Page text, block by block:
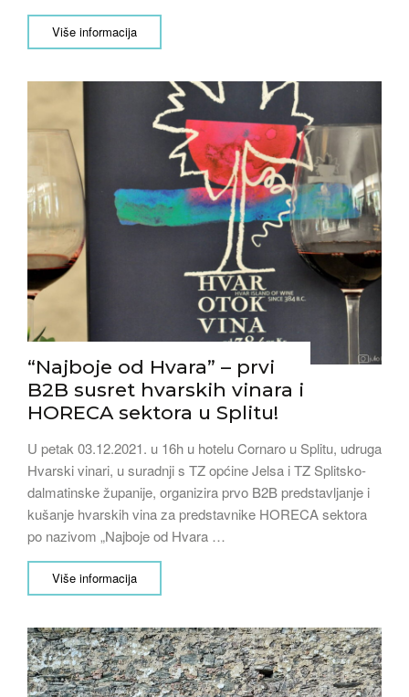
Više informacija
“Najboje od Hvara” – prvi
B2B susret hvarskih vinara i
HORECA sektora u Splitu!
U petak 03.12.2021. u 16h u hotelu Cornaro u Splitu, udruga
Hvarski vinari, u suradnji s TZ općine Jelsa i TZ Splitsko-
dalmatinske županije, organizira prvo B2B predstavljanje i
kušanje hvarskih vina za predstavnike HORECA sektora
po nazivom „Najboje od Hvara …
Više informacija